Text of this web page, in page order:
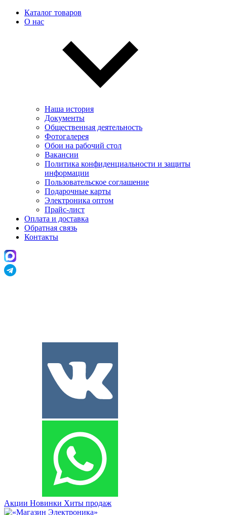
Каталог товаров
О нас
Наша история
Документы
Общественная деятельность
Фотогалерея
Обои на рабочий стол
Вакансии
Политика конфиденциальности и защиты
информации
Пользовательскоe соглашение
Подарочные карты
Электроника оптом
Прайс-лист
Оплата и доставка
Обратная связь
Контакты
Акции Новинки Хиты продаж